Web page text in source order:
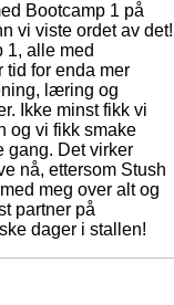
Bootcamp 1 på
vi viste ordet av det!
1, alle med
tid for enda mer
læring og
Ikke minst fikk vi
og vi fikk smake
gang. Det virker
nå, ettersom Stush
meg over alt og
partner på
dager i stallen!